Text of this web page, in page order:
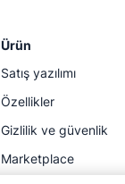
Ürün
Satış yazılımı
Özellikler
Gizlilik ve güvenlik
Marketplace